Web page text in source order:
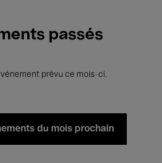
passés
prévu ce mois-ci.
du mois prochain